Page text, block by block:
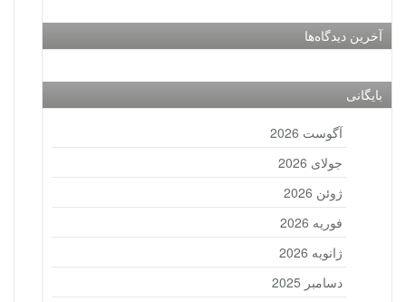
آخرین دیدگاه‌ها
بایگانی
آگوست 2026
جولای 2026
ژوئن 2026
فوریه 2026
ژانویه 2026
دسامبر 2025